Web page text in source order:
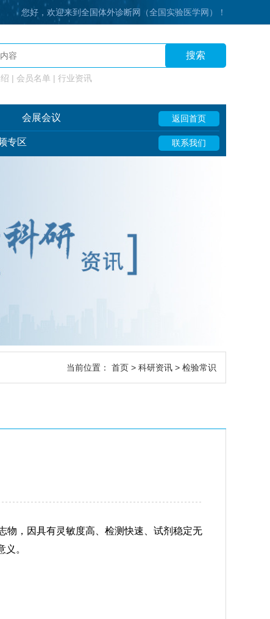
您好，欢迎来到全国体外诊断网（全国实验医学网）！
搜索
| 会员名单 | 行业资讯
会展会议 返回首页
专区 联系我们
当前位置： 首页 > 科研资讯 > 检验常识
物，因具有灵敏度高、检测快速、试剂稳定无
。